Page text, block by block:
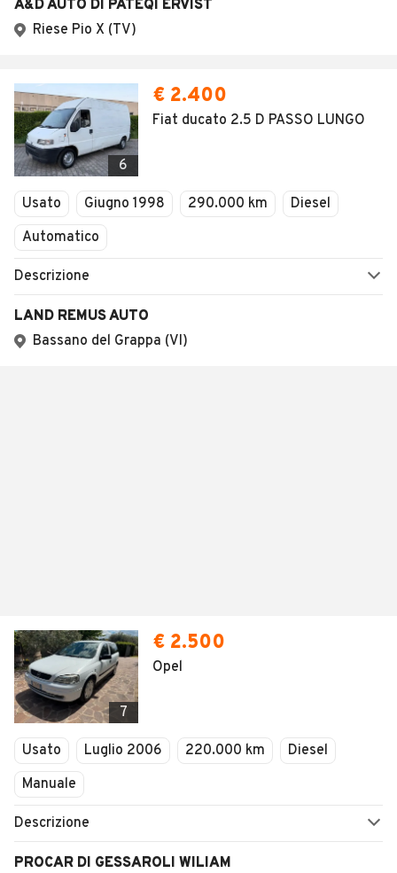
A&D AUTO DI PATEQI ERVIST
Riese Pio X (TV)
6
€ 2.400
Fiat ducato 2.5 D PASSO LUNGO
Usato Giugno 1998 290.000 km
Diesel
Automatico
Descrizione
LAND REMUS AUTO
Bassano del Grappa (VI)
7
€ 2.500
Opel
Usato Luglio 2006 220.000 km
Diesel
Manuale
Descrizione
PROCAR DI GESSAROLI WILIAM